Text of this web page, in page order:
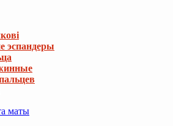
эспандеры
маты